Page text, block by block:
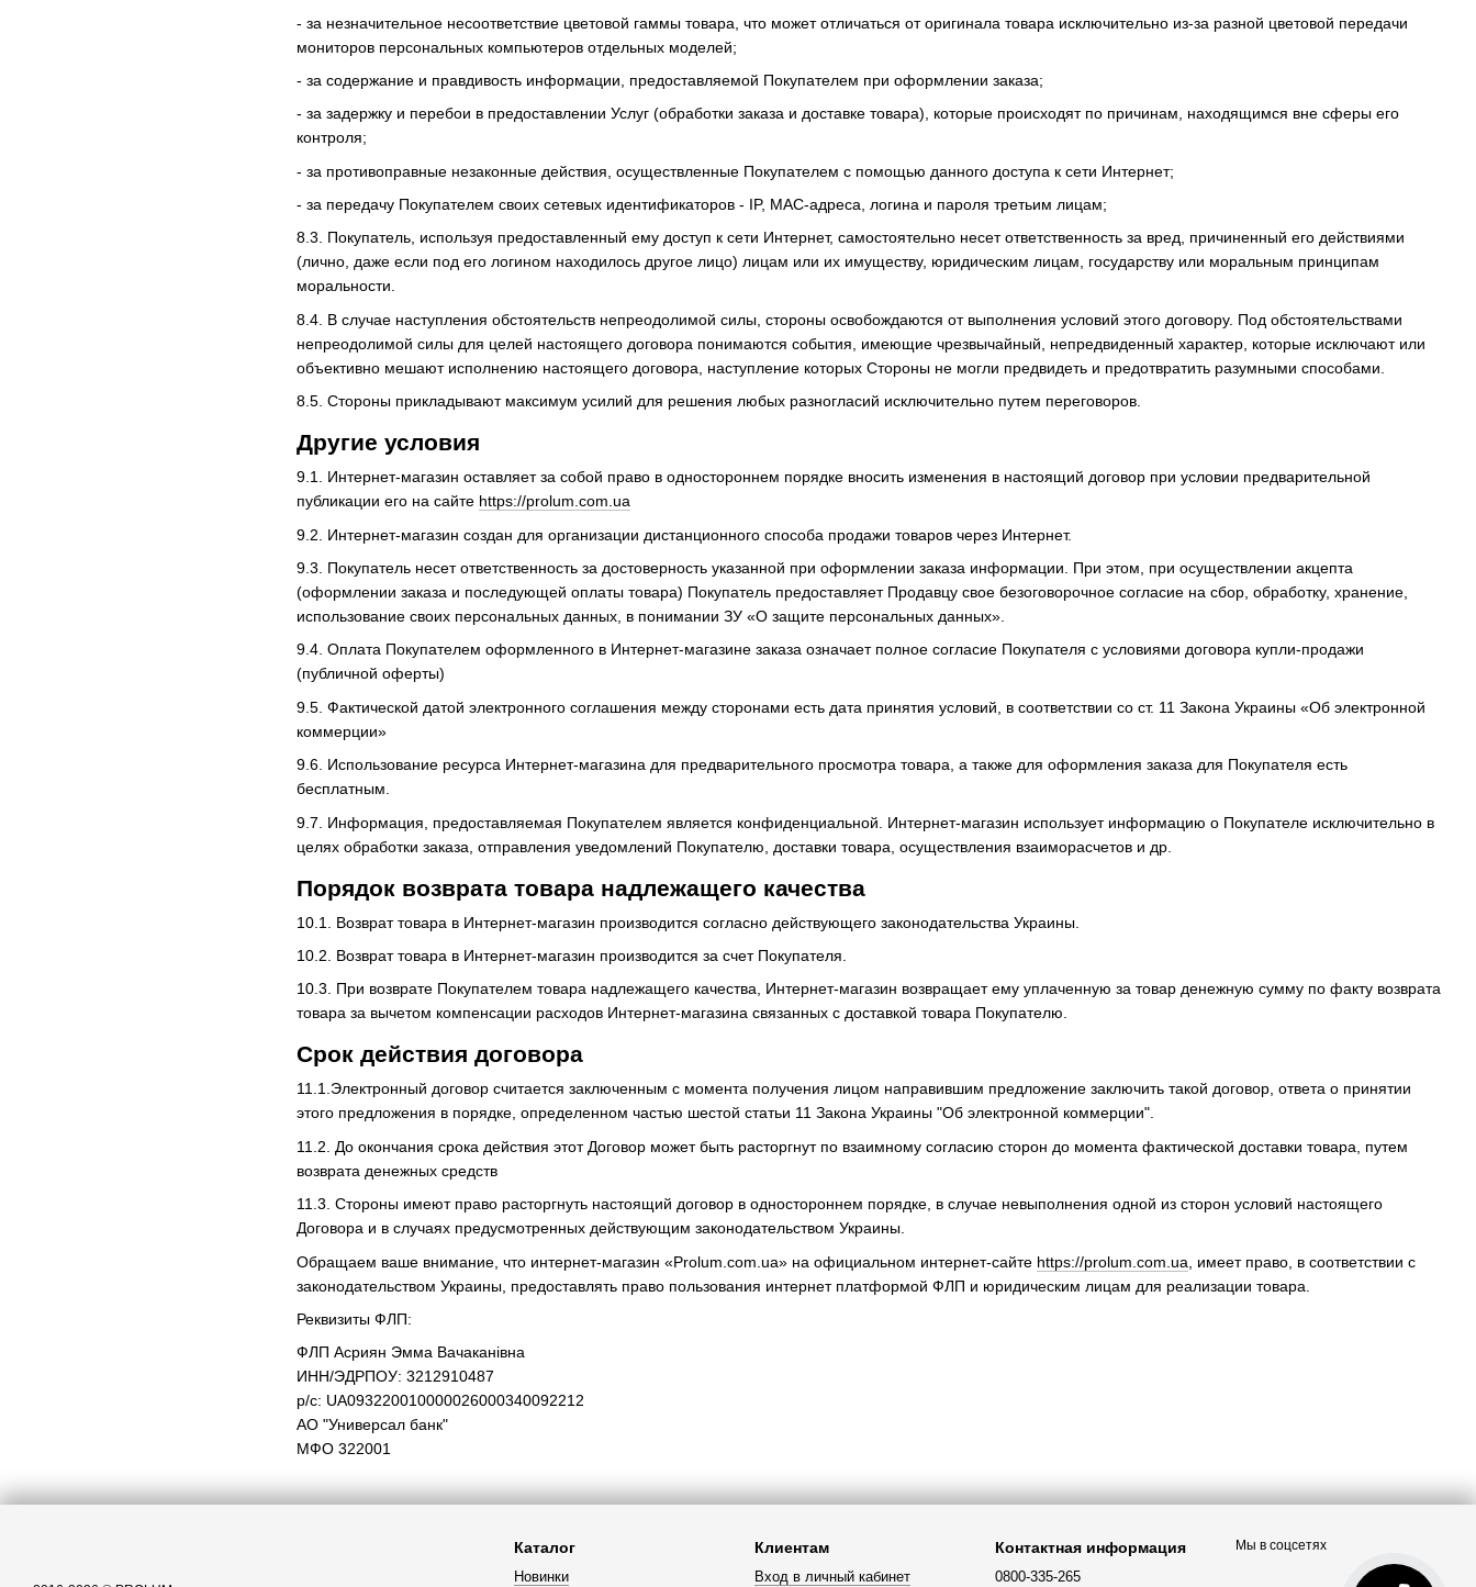
- за незначительное несоответствие цветовой гаммы товара, что может отличаться от оригинала товара исключительно из-за разной цветовой передачи
мониторов персональных компьютеров отдельных моделей;
- за содержание и правдивость информации, предоставляемой Покупателем при оформлении заказа;
- за задержку и перебои в предоставлении Услуг (обработки заказа и доставке товара), которые происходят по причинам, находящимся вне сферы его
контроля;
- за противоправные незаконные действия, осуществленные Покупателем с помощью данного доступа к сети Интернет;
- за передачу Покупателем своих сетевых идентификаторов - IP, MAC-адреса, логина и пароля третьим лицам;
8.3. Покупатель, используя предоставленный ему доступ к сети Интернет, самостоятельно несет ответственность за вред, причиненный его действиями
(лично, даже если под его логином находилось другое лицо) лицам или их имуществу, юридическим лицам, государству или моральным принципам
моральности.
8.4. В случае наступления обстоятельств непреодолимой силы, стороны освобождаются от выполнения условий этого договору. Под обстоятельствами
непреодолимой силы для целей настоящего договора понимаются события, имеющие чрезвычайный, непредвиденный характер, которые исключают или
объективно мешают исполнению настоящего договора, наступление которых Стороны не могли предвидеть и предотвратить разумными способами.
8.5. Стороны прикладывают максимум усилий для решения любых разногласий исключительно путем переговоров.
Другие условия
9.1. Интернет-магазин оставляет за собой право в одностороннем порядке вносить изменения в настоящий договор при условии предварительной
публикации его на сайте https://prolum.com.ua
9.2. Интернет-магазин создан для организации дистанционного способа продажи товаров через Интернет.
9.3. Покупатель несет ответственность за достоверность указанной при оформлении заказа информации. При этом, при осуществлении акцепта
(оформлении заказа и последующей оплаты товара) Покупатель предоставляет Продавцу свое безоговорочное согласие на сбор, обработку, хранение,
использование своих персональных данных, в понимании ЗУ «О защите персональных данных».
9.4. Оплата Покупателем оформленного в Интернет-магазине заказа означает полное согласие Покупателя с условиями договора купли-продажи
(публичной оферты)
9.5. Фактической датой электронного соглашения между сторонами есть дата принятия условий, в соответствии со ст. 11 Закона Украины «Об электронной
коммерции»
9.6. Использование ресурса Интернет-магазина для предварительного просмотра товара, а также для оформления заказа для Покупателя есть
бесплатным.
9.7. Информация, предоставляемая Покупателем является конфиденциальной. Интернет-магазин использует информацию о Покупателе исключительно в
целях обработки заказа, отправления уведомлений Покупателю, доставки товара, осуществления взаиморасчетов и др.
Порядок возврата товара надлежащего качества
10.1. Возврат товара в Интернет-магазин производится согласно действующего законодательства Украины.
10.2. Возврат товара в Интернет-магазин производится за счет Покупателя.
10.3. При возврате Покупателем товара надлежащего качества, Интернет-магазин возвращает ему уплаченную за товар денежную сумму по факту возврата
товара за вычетом компенсации расходов Интернет-магазина связанных с доставкой товара Покупателю.
Срок действия договора
11.1.Электронный договор считается заключенным с момента получения лицом направившим предложение заключить такой договор, ответа о принятии
этого предложения в порядке, определенном частью шестой статьи 11 Закона Украины "Об электронной коммерции".
11.2. До окончания срока действия этот Договор может быть расторгнут по взаимному согласию сторон до момента фактической доставки товара, путем
возврата денежных средств
11.3. Стороны имеют право расторгнуть настоящий договор в одностороннем порядке, в случае невыполнения одной из сторон условий настоящего
Договора и в случаях предусмотренных действующим законодательством Украины.
Обращаем ваше внимание, что интернет-магазин «Prolum.com.ua» на официальном интернет-сайте https://prolum.com.ua , имеет право, в соответствии с
законодательством Украины, предоставлять право пользования интернет платформой ФЛП и юридическим лицам для реализации товара.
Реквизиты ФЛП:
ФЛП Асриян Эмма Вачаканівна
ИНН/ЭДРПОУ: 3212910487
р/с: UA093220010000026000340092212
АО "Универсал банк"
МФО 322001
Каталог
Новинки
Клиентам
Вход в личный кабинет
Контактная информация
0800-335-265
Мы в соцсетях